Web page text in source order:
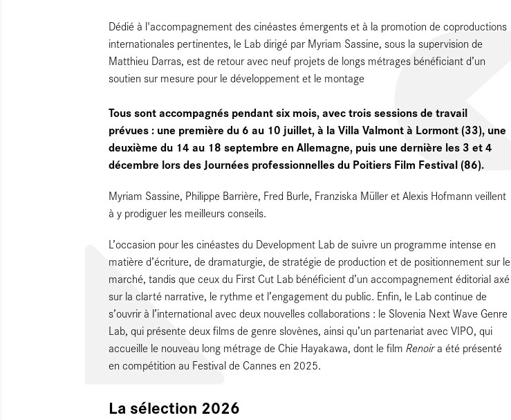
Dédié à l'accompagnement des cinéastes émergents et à la promotion de coproductions
internationales pertinentes, le Lab dirigé par Myriam Sassine, sous la supervision de
Matthieu Darras, est de retour avec neuf projets de longs métrages bénéficiant d’un
soutien sur mesure pour le développement et le montage
Tous sont accompagnés pendant six mois, avec trois sessions de travail
prévues : une première du 6 au 10 juillet, à la Villa Valmont à Lormont (33), une
deuxième du 14 au 18 septembre en Allemagne, puis une dernière les 3 et 4
décembre lors des Journées professionnelles du Poitiers Film Festival (86).
Myriam Sassine, Philippe Barrière, Fred Burle, Franziska Müller et Alexis Hofmann veillent
à y prodiguer les meilleurs conseils.
L’occasion pour les cinéastes du Development Lab de suivre un programme intense en
matière d’écriture, de dramaturgie, de stratégie de production et de positionnement sur le
marché, tandis que ceux du First Cut Lab bénéficient d’un accompagnement éditorial axé
sur la clarté narrative, le rythme et l’engagement du public. Enfin, le Lab continue de
s’ouvrir à l’international avec deux nouvelles collaborations : le Slovenia Next Wave Genre
Lab, qui présente deux films de genre slovènes, ainsi qu’un partenariat avec VIPO, qui
accueille le nouveau long métrage de Chie Hayakawa, dont le film Renoira été présenté
en compétition au Festival de Cannes en 2025.
La sélection 2026